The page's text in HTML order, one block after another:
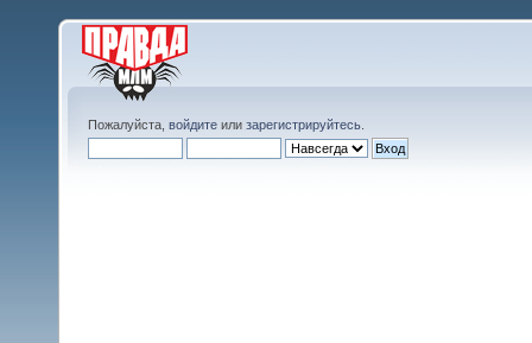
Пожалуйста, войдите или зарегистрируйтесь